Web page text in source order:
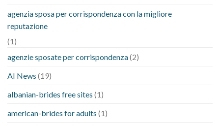
agenzia sposa per corrispondenza con la migliore
reputazione
(1)
agenzie sposate per corrispondenza(2)
AI News (19)
albanian-brides free sites (1)
american-brides for adults (1)